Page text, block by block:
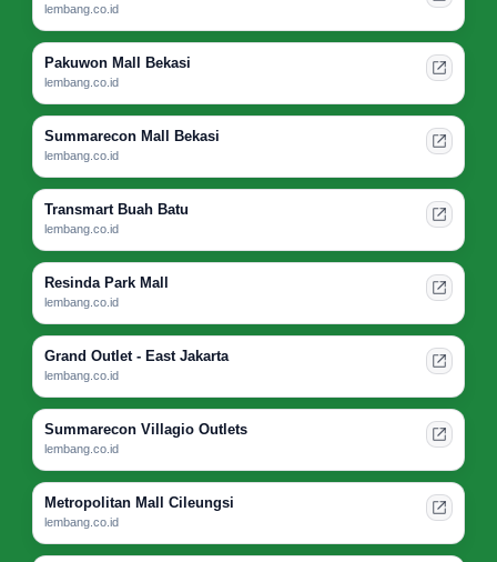
lembang.co.id
Pakuwon Mall Bekasi
lembang.co.id
Summarecon Mall Bekasi
lembang.co.id
Transmart Buah Batu
lembang.co.id
Resinda Park Mall
lembang.co.id
Grand Outlet - East Jakarta
lembang.co.id
Summarecon Villagio Outlets
lembang.co.id
Metropolitan Mall Cileungsi
lembang.co.id